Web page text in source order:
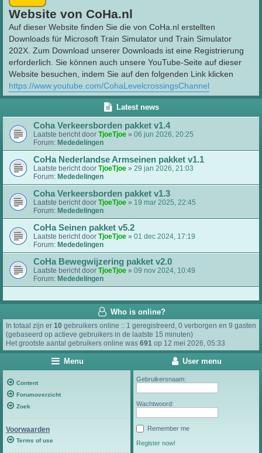
Website von CoHa.nl
Auf dieser Website finden Sie die von CoHa.nl erstellten
Downloads für Microsoft Train Simulator und Train Simulator
202X. Zum Download unserer Downloads ist eine Registrierung
erforderlich. Sie können auch unsere YouTube-Seite auf dieser
Website besuchen, indem Sie auf den folgenden Link klicken
https://www.youtube.com/CohaLevelcrossingsChannel
Latest news
Coha Verkeersborden pakket v1.4
Laatste bericht door TjoeTjoe » 06 jun 2026, 20:25
Forum: Mededelingen
CoHa Nederlandse Armseinen pakket v1.1
Laatste bericht door TjoeTjoe » 29 jan 2026, 21:03
Forum: Mededelingen
Coha Verkeersborden pakket v1.3
Laatste bericht door TjoeTjoe » 19 mar 2025, 22:45
Forum: Mededelingen
CoHa Seinen pakket v5.2
Laatste bericht door TjoeTjoe » 01 dec 2024, 17:19
Forum: Mededelingen
CoHa Bewegwijzering pakket v2.0
Laatste bericht door TjoeTjoe » 09 nov 2024, 10:49
Forum: Mededelingen
Who is online?
In totaal zijn er 10 gebruikers online :: 1 geregistreerd, 0 verborgen en 9 gasten
(gebaseerd op actieve gebruikers in de laatste 15 minuten)
Het grootste aantal gebruikers online was 691 op 12 mei 2026, 05:33
Menu
Content
Forumoverzicht
Zoek
Voorwaarden
Terms of use
User menu
Gebruikersnaam:
Wachtwoord:
Remember me
Register now!